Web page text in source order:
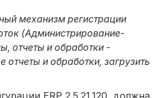
механизм регистрации
(Администрирование-
отчеты и обработки -
отчеты и обработки, загрузить